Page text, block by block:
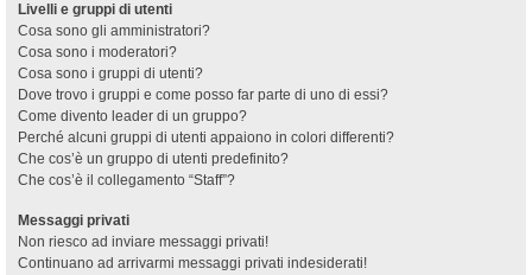
Livelli e gruppi di utenti
Cosa sono gli amministratori?
Cosa sono i moderatori?
Cosa sono i gruppi di utenti?
Dove trovo i gruppi e come posso far parte di uno di essi?
Come divento leader di un gruppo?
Perché alcuni gruppi di utenti appaiono in colori differenti?
Che cos’è un gruppo di utenti predefinito?
Che cos’è il collegamento “Staff”?
Messaggi privati
Non riesco ad inviare messaggi privati!
Continuano ad arrivarmi messaggi privati indesiderati!